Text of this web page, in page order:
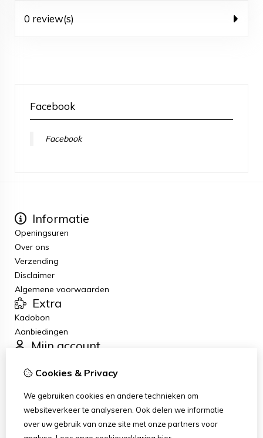
0 review(s)
Facebook
Facebook
Informatie
Openingsuren
Over ons
Verzending
Disclaimer
Algemene voorwaarden
Extra
Kadobon
Aanbiedingen
Mijn account
Bestelhistorie
Nieuwsbrief
Klantenservice
Contact
Cookies & Privacy
We gebruiken cookies en andere technieken om
websiteverkeer te analyseren. Ook delen we informatie
over uw gebruik van onze site met onze partners voor